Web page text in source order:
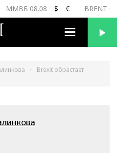
ММВБ 08.08 $ € BRENT
Переключить
Brexit обрастает